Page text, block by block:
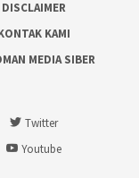
DISCLAIMER
KAMI
MEDIA SIBER
Twitter
Youtube